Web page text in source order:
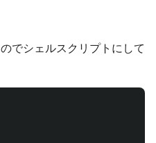
でシェルスクリプトにして